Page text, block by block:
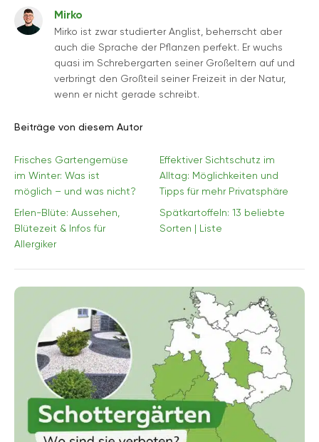
Mirko
Mirko ist zwar studierter Anglist, beherrscht aber
auch die Sprache der Pflanzen perfekt. Er wuchs
quasi im Schrebergarten seiner Großeltern auf und
verbringt den Großteil seiner Freizeit in der Natur,
wenn er nicht gerade schreibt.
Beiträge von diesem Autor
Frisches Gartengemüse
im Winter: Was ist
möglich – und was nicht?
Effektiver Sichtschutz im
Alltag: Möglichkeiten und
Tipps für mehr Privatsphäre
Erlen-Blüte: Aussehen,
Blütezeit & Infos für
Allergiker
Spätkartoffeln: 13 beliebte
Sorten | Liste